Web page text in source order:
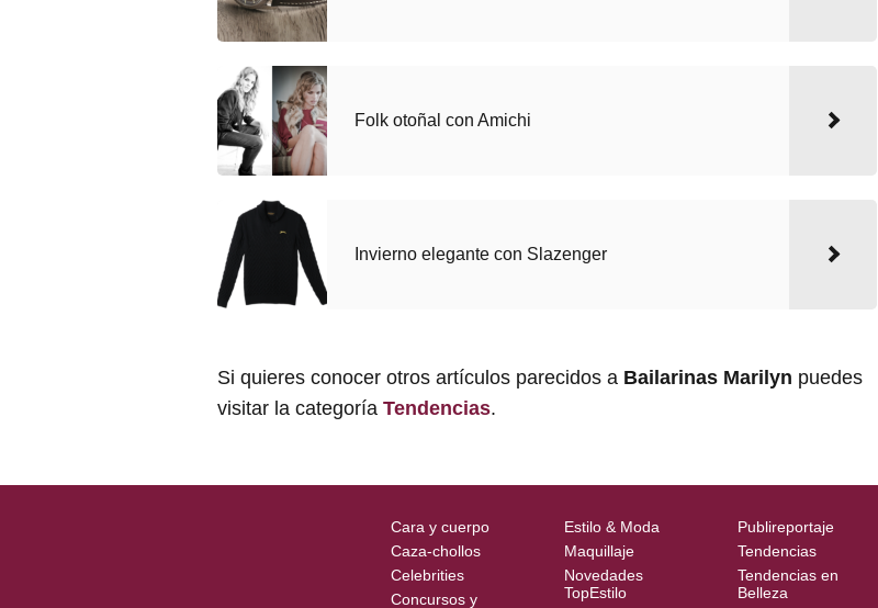
Folk otoñal con Amichi
Invierno elegante con Slazenger
Si quieres conocer otros artículos parecidos a Bailarinas Marilyn puedes
visitar la categoría Tendencias.
Cara y cuerpo
Caza-chollos
Celebrities
Concursos y
Estilo & Moda
Maquillaje
Novedades
TopEstilo
Publireportaje
Tendencias
Tendencias en
Belleza